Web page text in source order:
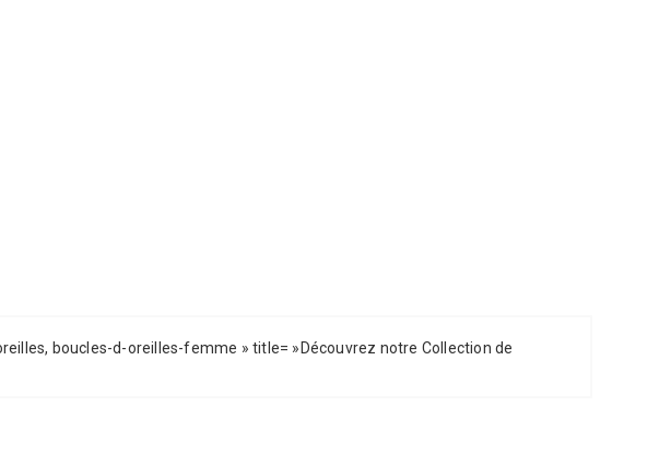
boucles-d-oreilles-femme » title= »Découvrez notre Collection de